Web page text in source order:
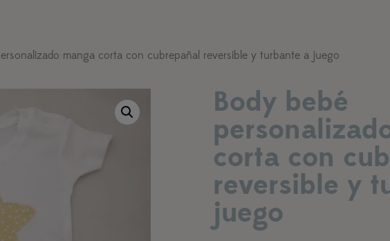
manga corta con cubrepañal reversible y turbante a juego
Body bebé
corta con
reversible y
juego